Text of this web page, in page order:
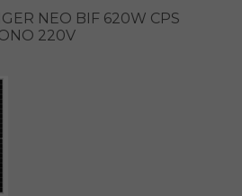
NEO BIF 620W CPS
220V